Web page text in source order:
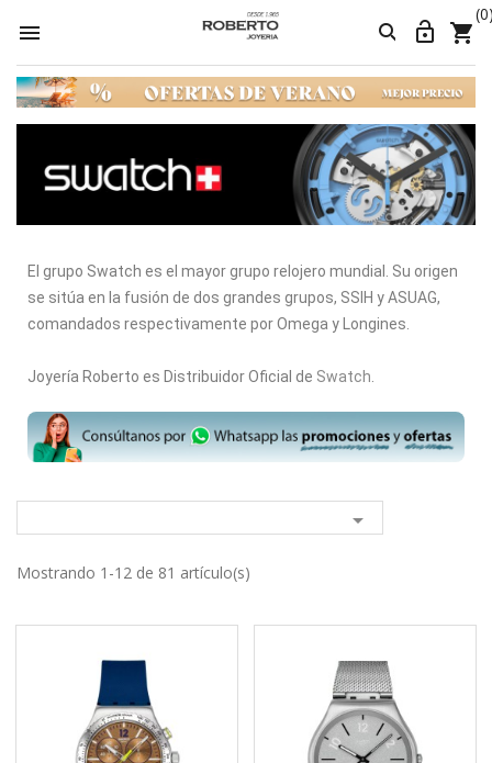
 


El grupo Swatch es el mayor grupo relojero mundial. Su origen
se sitúa en la fusión de dos grandes grupos, SSIH y ASUAG,
comandados respectivamente por Omega y Longines.
Joyería Roberto es Distribuidor Oficial de Swatch

Mostrando 1-12 de 81 artículo(s)